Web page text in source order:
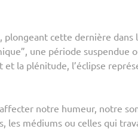
plongeant cette dernière
une période suspendue
la plénitude, l’éclipse
notre humeur, notre
médiums ou celles qui